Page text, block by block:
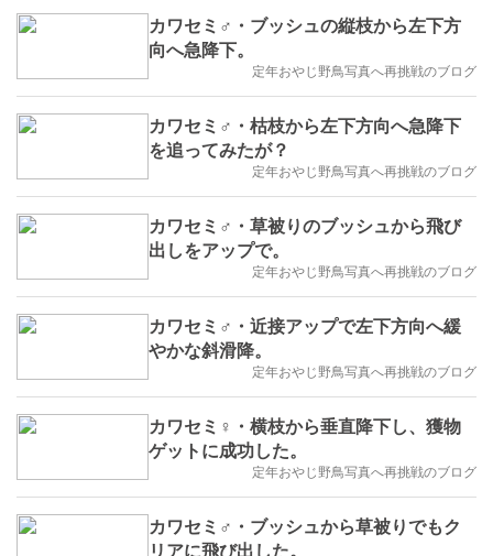
カワセミ♂・ブッシュの縦枝から左下方
向へ急降下。
定年おやじ野鳥写真へ再挑戦のブログ
カワセミ♂・枯枝から左下方向へ急降下
を追ってみたが？
定年おやじ野鳥写真へ再挑戦のブログ
カワセミ♂・草被りのブッシュから飛び
出しをアップで。
定年おやじ野鳥写真へ再挑戦のブログ
カワセミ♂・近接アップで左下方向へ緩
やかな斜滑降。
定年おやじ野鳥写真へ再挑戦のブログ
カワセミ♀・横枝から垂直降下し、獲物
ゲットに成功した。
定年おやじ野鳥写真へ再挑戦のブログ
カワセミ♂・ブッシュから草被りでもク
リアに飛び出した。